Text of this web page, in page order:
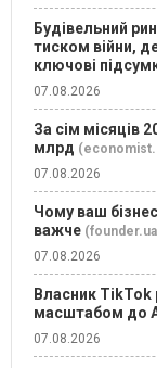
Будівельний
тиском війни,
ключові
07.08.2026
За сім місяців
млрд
07.08.2026
Чому ваш
важче
07.08.2026
Власник
масштабом до
07.08.2026